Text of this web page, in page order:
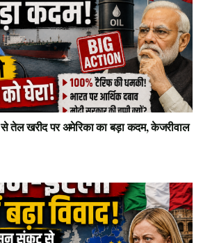
खरीद पर अमेरिका का बड़ा कदम, केजरीवाल